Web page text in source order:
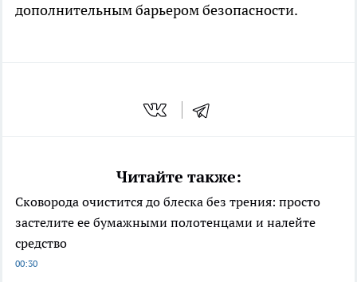
дополнительным барьером безопасности.
Читайте также:
Сковорода очистится до блеска без трения: просто
застелите ее бумажными полотенцами и налейте
средство
00:30